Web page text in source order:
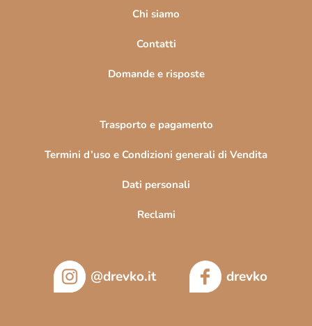
Chi siamo
Contatti
Domande e risposte
Trasporto e pagamento
Termini d’uso e Condizioni generali di Vendita
Dati personali
Reclami
@drevko.it drevko